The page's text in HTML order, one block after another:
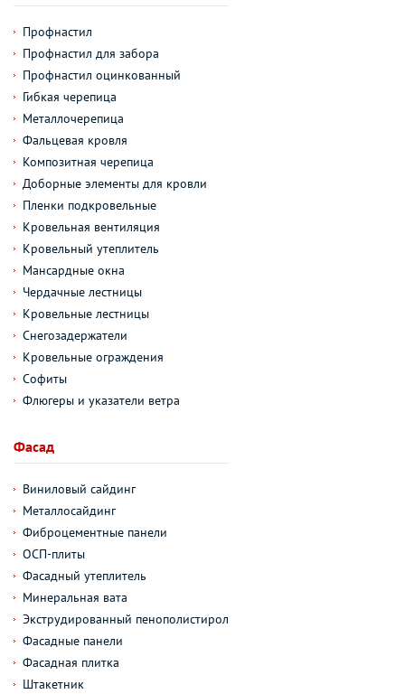
Профнастил
Профнастил для забора
Профнастил оцинкованный
Гибкая черепица
Металлочерепица
Фальцевая кровля
Композитная черепица
Доборные элементы для кровли
Пленки подкровельные
Кровельная вентиляция
Кровельный утеплитель
Мансардные окна
Чердачные лестницы
Кровельные лестницы
Снегозадержатели
Кровельные ограждения
Софиты
Флюгеры и указатели ветра
Фасад
Виниловый сайдинг
Металлосайдинг
Фиброцементные панели
ОСП-плиты
Фасадный утеплитель
Минеральная вата
Экструдированный пенополистирол
Фасадные панели
Фасадная плитка
Штакетник